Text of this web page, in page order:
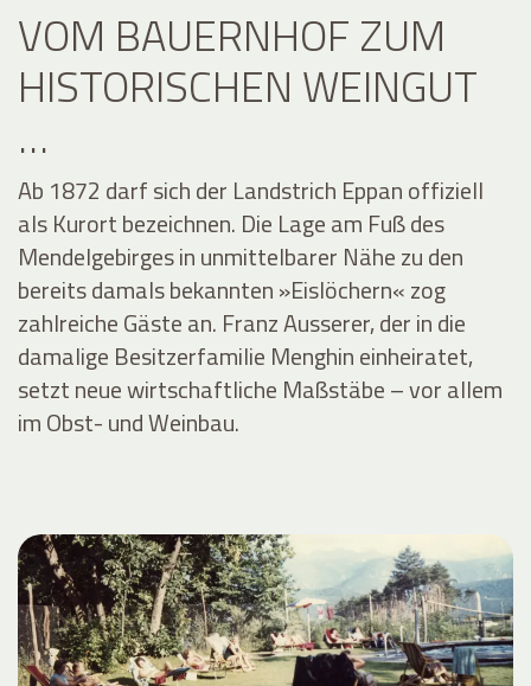
VOM BAUERNHOF ZUM
HISTORISCHEN WEINGUT
…
Ab 1872 darf sich der Landstrich Eppan offiziell
als Kurort bezeichnen. Die Lage am Fuß des
Mendelgebirges in unmittelbarer Nähe zu den
bereits damals bekannten »Eislöchern« zog
zahlreiche Gäste an. Franz Ausserer, der in die
damalige Besitzerfamilie Menghin einheiratet,
setzt neue wirtschaftliche Maßstäbe – vor allem
im Obst- und Weinbau.